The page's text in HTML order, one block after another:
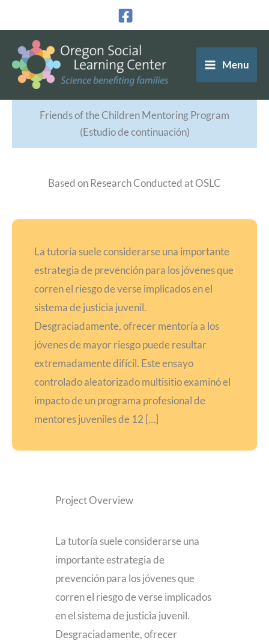
contenido
Menu
Friends of the Children Mentoring Program
(Estudio de continuación)
Based on Research Conducted at OSLC
La tutoría suele considerarse una importante
estrategia de prevención para los jóvenes que
corren el riesgo de verse implicados en el
sistema de justicia juvenil.
Desgraciadamente, ofrecer mentoría a los
jóvenes de mayor riesgo puede resultar
extremadamente difícil. Este ensayo
controlado aleatorizado multisitio examinó el
impacto de un programa profesional de
mentores juveniles de 12 […]
Project Overview
La tutoría suele considerarse una
importante estrategia de
prevención para los jóvenes que
corren el riesgo de verse implicados
en el sistema de justicia juvenil.
Desgraciadamente, ofrecer